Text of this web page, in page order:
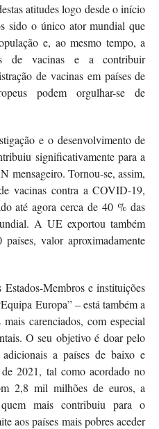
atitudes logo desde o início
sido o único ator mundial que
e, ao mesmo tempo, a
de vacinas e a contribuir
de vacinas em países de
podem orgulhar-se de
e o desenvolvimento de
significativamente para a
mensageiro. Tornou-se, assim,
vacinas contra a COVID-19,
até agora cerca de 40 % das
A UE exportou também
valor aproximadamente
Membros e instituições
Europa” – está também a
carenciados, com especial
O seu objetivo é doar pelo
a países de baixo e
2021, tal como acordado no
2,8 mil milhões de euros, a
mais contribuiu para o
aos países mais pobres aceder